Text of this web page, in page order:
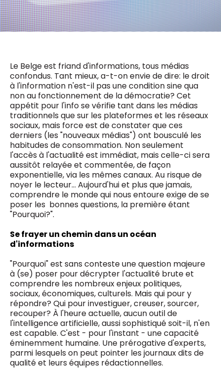
Le Belge est friand d'informations, tous médias
confondus. Tant mieux, a-t-on envie de dire: le droit
à l'information n'est-il pas une condition sine qua
non au fonctionnement de la démocratie? Cet
appétit pour l'info se vérifie tant dans les médias
traditionnels que sur les plateformes et les réseaux
sociaux, mais force est de constater que ces
derniers (les "nouveaux médias") ont bousculé les
habitudes de consommation. Non seulement
l'accès à l'actualité est immédiat, mais celle-ci sera
aussitôt relayée et commentée, de façon
exponentielle, via les mêmes canaux. Au risque de
noyer le lecteur… Aujourd'hui et plus que jamais,
comprendre le monde qui nous entoure exige de se
poser les bonnes questions, la première étant
"Pourquoi?".
Se frayer un chemin dans un océan
d'informations
"Pourquoi" est sans conteste une question majeure
à (se) poser pour décrypter l'actualité brute et
comprendre les nombreux enjeux politiques,
sociaux, économiques, culturels. Mais qui pour y
répondre? Qui pour investiguer, creuser, sourcer,
recouper? À l'heure actuelle, aucun outil de
l'intelligence artificielle, aussi sophistiqué soit-il, n'en
est capable. C'est - pour l'instant - une capacité
éminemment humaine. Une prérogative d'experts,
parmi lesquels on peut pointer les journaux dits de
qualité et leurs équipes rédactionnelles.
0498 88 64 89
f.bouchar@mm.be
g.byl@mm.be
Chief Editor
Damien Lemaire
0477 37 31 65
d.lemaire@mm.be
VALIDER
Daily
Freemium
access
5 x week
MM e - News
1 x week
MM Brunch
1 x week
MM Tech
10 x year
MM Best of
Research
10 x year
MM Blue
4 x year
MM Magazine
(digital)
Des questions ?